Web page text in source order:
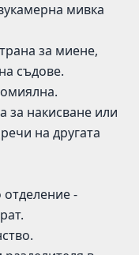
мивка
за миене,
съдове.
за накисване или
на другата
отделение -